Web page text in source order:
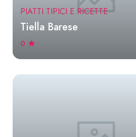
PIATTI TIPICI E RICETTE
Tiella Barese
0